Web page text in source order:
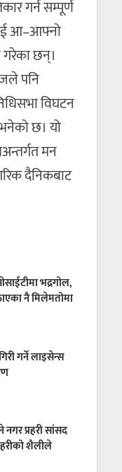
गर्न सम्पूर्ण
आ–आफ्नो
गरेका छन्।
पनि
विघटन
छ। यो
मन
दैनिकबाट
भद्रगोल,
नै मिलेमतोमा
गर्ने लाइसेन्स
प्रहरी सांसद
शैलीले